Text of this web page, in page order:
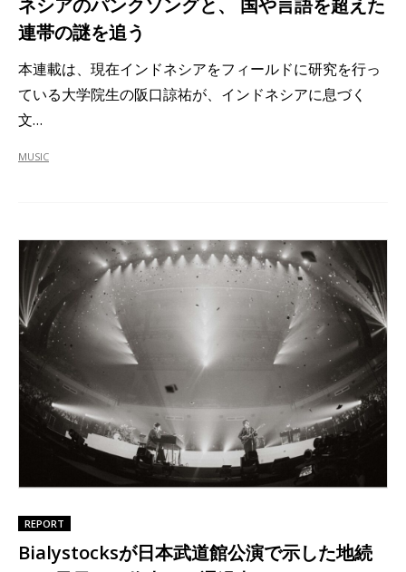
ネシアのパンクソングと、 国や言語を超えた
連帯の謎を追う
本連載は、現在インドネシアをフィールドに研究を行っ
ている大学院生の阪口諒祐が、インドネシアに息づく
文…
MUSIC
REPORT
Bialystocksが日本武道館公演で示した地続